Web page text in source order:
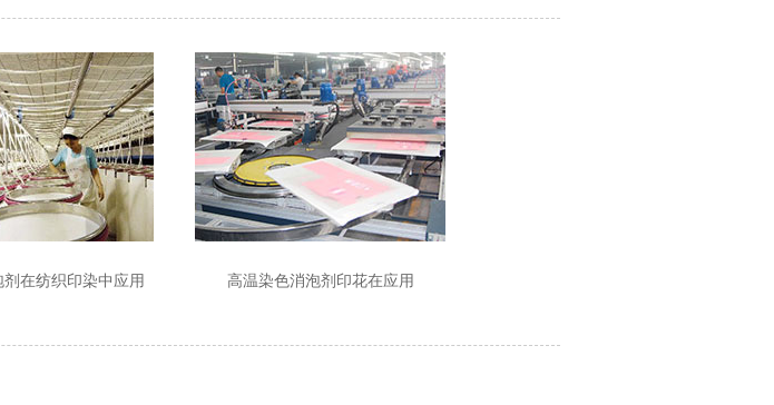
在纺织印染中应用 高温染色消泡剂印花在应用